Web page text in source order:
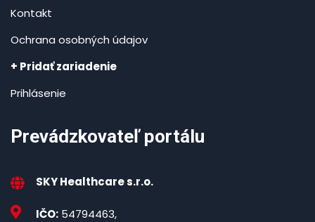
Kontakt
Ochrana osobných údajov
+ Pridať zariadenie
Prihlásenie
Prevádzkovateľ portálu
SKY Healthcare s.r.o.
IČO: 54794463,